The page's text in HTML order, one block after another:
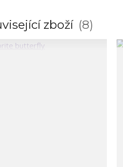
zboží 8